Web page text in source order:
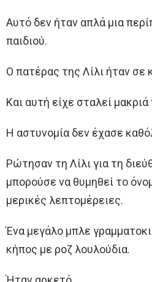
Αυτό δεν ήταν απλά μια
παιδιού.
Ο πατέρας της Λίλι ήταν σε
Και αυτή είχε σταλεί
Η αστυνομία δεν έχασε
Ρώτησαν τη Λίλι για τη
μπορούσε να θυμηθεί το
μερικές λεπτομέρειες.
Ένα μεγάλο μπλε
κήπος με ροζ λουλούδια.